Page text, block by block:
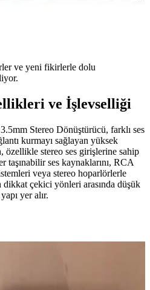
ve yeni fikirlerle dolu
ve İşlevselliği
Stereo Dönüştürücü, farklı ses
kurmayı sağlayan yüksek
stereo ses girişlerine sahip
taşınabilir ses kaynaklarını, RCA
veya stereo hoparlörlerle
çekici yönleri arasında düşük
yer alır.